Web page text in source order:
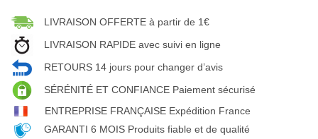
LIVRAISON OFFERTE à partir de 1€
LIVRAISON RAPIDE avec suivi en ligne
RETOURS 14 jours pour changer d’avis
SÉRÉNITÉ ET CONFIANCE Paiement sécurisé
ENTREPRISE FRANÇAISE Expédition France
GARANTI 6 MOIS Produits fiable et de qualité